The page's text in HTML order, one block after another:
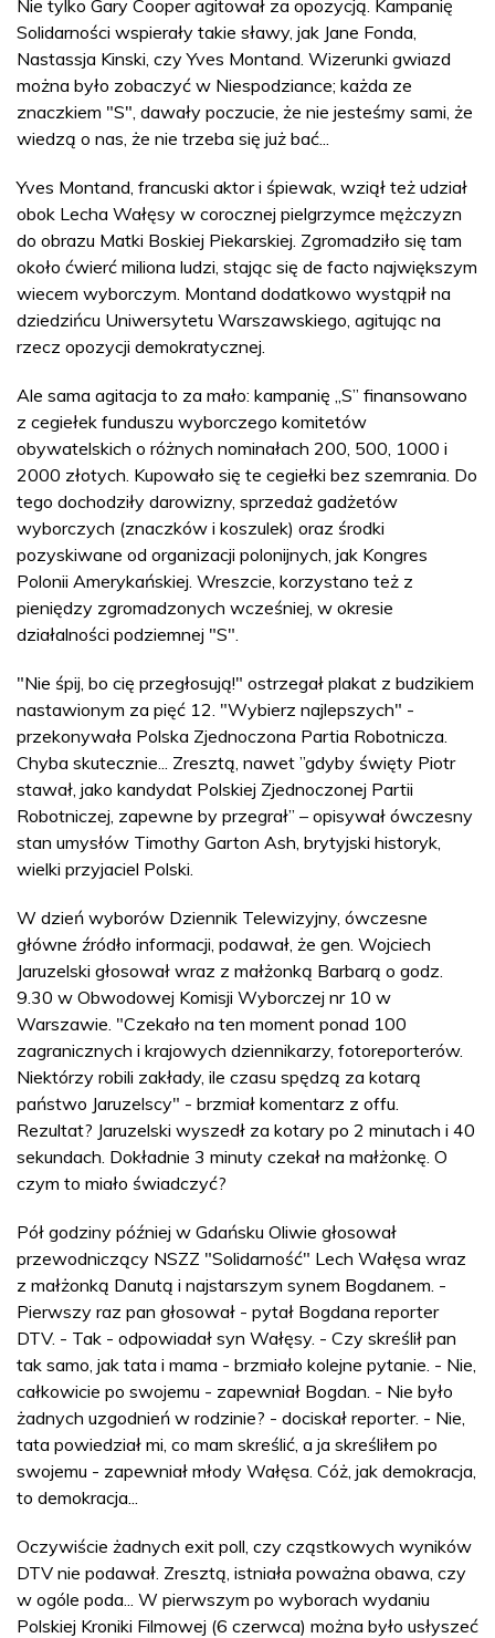
Nie tylko Gary Cooper agitował za opozycją. Kampanię
Solidarności wspierały takie sławy, jak Jane Fonda,
Nastassja Kinski, czy Yves Montand. Wizerunki gwiazd
można było zobaczyć w Niespodziance; każda ze
znaczkiem "S", dawały poczucie, że nie jesteśmy sami, że
wiedzą o nas, że nie trzeba się już bać...
Yves Montand, francuski aktor i śpiewak, wziął też udział
obok Lecha Wałęsy w corocznej pielgrzymce mężczyzn
do obrazu Matki Boskiej Piekarskiej. Zgromadziło się tam
około ćwierć miliona ludzi, stając się de facto największym
wiecem wyborczym. Montand dodatkowo wystąpił na
dziedzińcu Uniwersytetu Warszawskiego, agitując na
rzecz opozycji demokratycznej.
Ale sama agitacja to za mało: kampanię „S” finansowano
z cegiełek funduszu wyborczego komitetów
obywatelskich o różnych nominałach 200, 500, 1000 i
2000 złotych. Kupowało się te cegiełki bez szemrania. Do
tego dochodziły darowizny, sprzedaż gadżetów
wyborczych (znaczków i koszulek) oraz środki
pozyskiwane od organizacji polonijnych, jak Kongres
Polonii Amerykańskiej. Wreszcie, korzystano też z
pieniędzy zgromadzonych wcześniej, w okresie
działalności podziemnej "S".
"Nie śpij, bo cię przegłosują!" ostrzegał plakat z budzikiem
nastawionym za pięć 12. "Wybierz najlepszych" -
przekonywała Polska Zjednoczona Partia Robotnicza.
Chyba skutecznie... Zresztą, nawet ”gdyby święty Piotr
stawał, jako kandydat Polskiej Zjednoczonej Partii
Robotniczej, zapewne by przegrał” – opisywał ówczesny
stan umysłów Timothy Garton Ash, brytyjski historyk,
wielki przyjaciel Polski.
W dzień wyborów Dziennik Telewizyjny, ówczesne
główne źródło informacji, podawał, że gen. Wojciech
Jaruzelski głosował wraz z małżonką Barbarą o godz.
9.30 w Obwodowej Komisji Wyborczej nr 10 w
Warszawie. "Czekało na ten moment ponad 100
zagranicznych i krajowych dziennikarzy, fotoreporterów.
Niektórzy robili zakłady, ile czasu spędzą za kotarą
państwo Jaruzelscy" - brzmiał komentarz z offu.
Rezultat? Jaruzelski wyszedł za kotary po 2 minutach i 40
sekundach. Dokładnie 3 minuty czekał na małżonkę. O
czym to miało świadczyć?
Pół godziny później w Gdańsku Oliwie głosował
przewodniczący NSZZ "Solidarność" Lech Wałęsa wraz
z małżonką Danutą i najstarszym synem Bogdanem. -
Pierwszy raz pan głosował - pytał Bogdana reporter
DTV. - Tak - odpowiadał syn Wałęsy. - Czy skreślił pan
tak samo, jak tata i mama - brzmiało kolejne pytanie. - Nie,
całkowicie po swojemu - zapewniał Bogdan. - Nie było
żadnych uzgodnień w rodzinie? - dociskał reporter. - Nie,
tata powiedział mi, co mam skreślić, a ja skreśliłem po
swojemu - zapewniał młody Wałęsa. Cóż, jak demokracja,
to demokracja...
Oczywiście żadnych exit poll, czy cząstkowych wyników
DTV nie podawał. Zresztą, istniała poważna obawa, czy
w ogóle poda... W pierwszym po wyborach wydaniu
Polskiej Kroniki Filmowej (6 czerwca) można było usłyszeć